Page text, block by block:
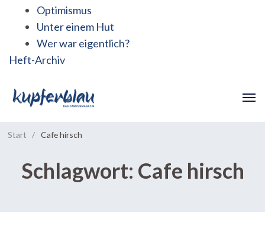
Optimismus
Unter einem Hut
Wer war eigentlich?
Heft-Archiv
Start / Cafe hirsch
Schlagwort: Cafe hirsch